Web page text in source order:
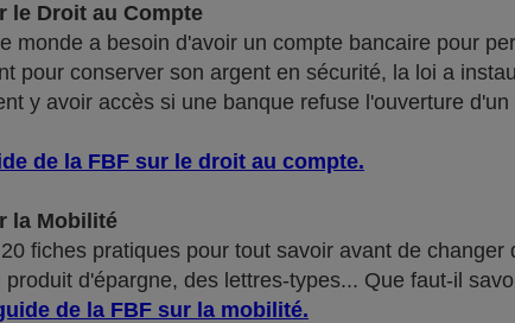
le Droit au Compte
monde a besoin d'avoir un compte bancaire pour
pour conserver son argent en sécurité, la loi a
y avoir accès si une banque refuse l'ouverture
de la FBF sur le droit au compte.
la Mobilité
fiches pratiques pour tout savoir avant de
d'épargne, des lettres-types... Que faut-il
de la FBF sur la mobilité.